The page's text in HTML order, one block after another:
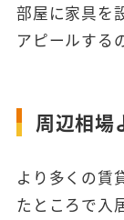
部屋に家具を
アピールする
周辺相場
より多くの賃
たところで入